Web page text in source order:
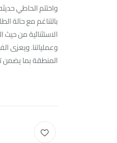
بالتناغم مع حالة
الاستثنائية من
وعملياتنا. ويعزى
المنطقة بما يضمن